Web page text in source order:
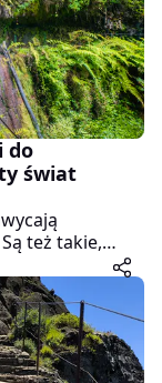
do
świat
też takie,
należy